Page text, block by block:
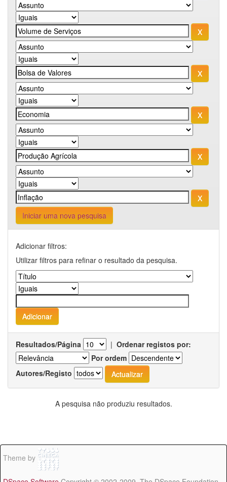
Iniciar uma nova pesquisa
Adicionar filtros:
Utilizar filtros para refinar o resultado da pesquisa.
Resultados/Página | Ordenar registos por:
Por ordem
Autores/Registo
A pesquisa não produziu resultados.
Theme by